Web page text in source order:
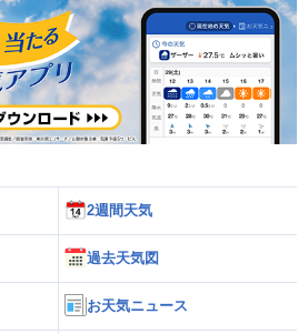
2週間天気
過去天気図
お天気ニュース